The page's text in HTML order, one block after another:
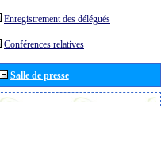
Enregistrement des délégués
Conférences relatives
Salle de presse